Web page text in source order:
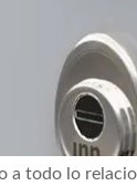
a todo lo